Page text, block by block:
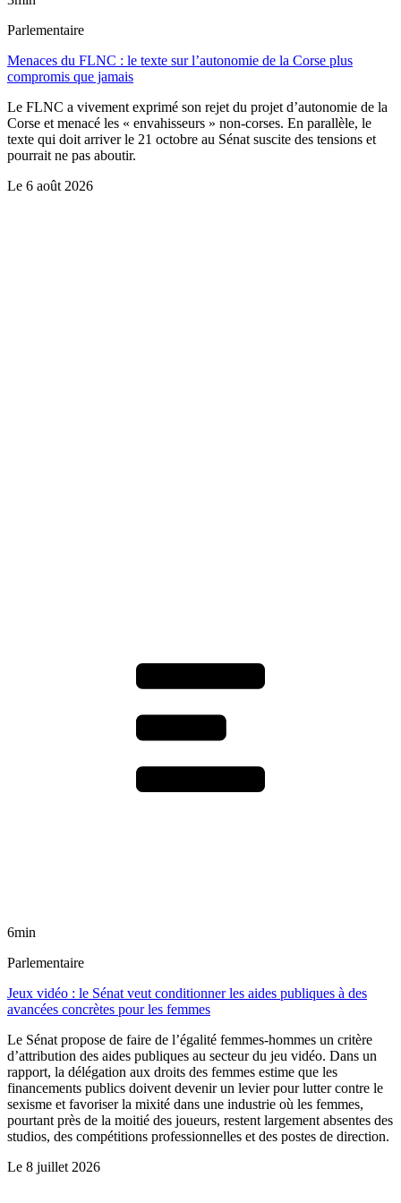
Parlementaire
Menaces du FLNC : le texte sur l’autonomie de la Corse plus
compromis que jamais
Le FLNC a vivement exprimé son rejet du projet d’autonomie de la
Corse et menacé les « envahisseurs » non-corses. En parallèle, le
texte qui doit arriver le 21 octobre au Sénat suscite des tensions et
pourrait ne pas aboutir.
Le 6 août 2026
6min
Parlementaire
Jeux vidéo : le Sénat veut conditionner les aides publiques à des
avancées concrètes pour les femmes
Le Sénat propose de faire de l’égalité femmes-hommes un critère
d’attribution des aides publiques au secteur du jeu vidéo. Dans un
rapport, la délégation aux droits des femmes estime que les
financements publics doivent devenir un levier pour lutter contre le
sexisme et favoriser la mixité dans une industrie où les femmes,
pourtant près de la moitié des joueurs, restent largement absentes des
studios, des compétitions professionnelles et des postes de direction.
Le 8 juillet 2026